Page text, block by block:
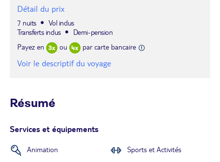
Détail du prix
7 nuits
Vol inclus
Transferts inclus
Demi-pension
Payez en
ou par carte bancaire
Voir le descriptif du voyage
Résumé
Services et équipements
Animation
Sports et Activités